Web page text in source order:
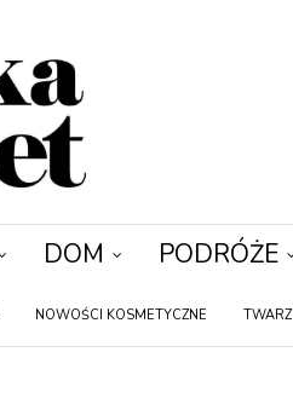
DOM PODRÓŻE
NOWOŚCI KOSMETYCZNE TWARZ